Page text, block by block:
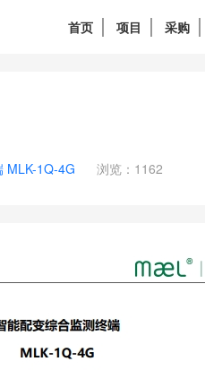
首页 项目 采购
MLK-1Q-4G 浏览：1162